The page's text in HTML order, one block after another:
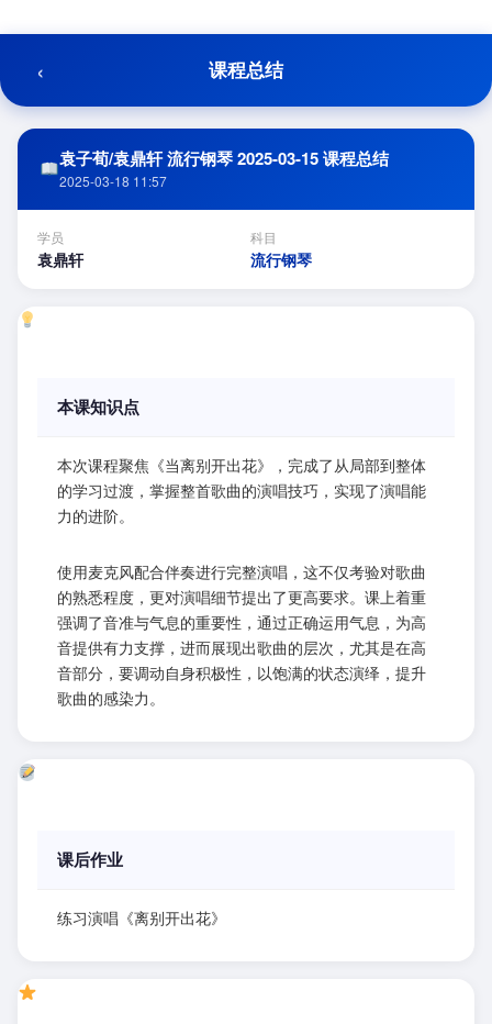
至
容
‹ 课程总结
袁子荀/袁鼎轩 流行钢琴 2025-03-15 课程总结
2025-03-18 11:57
学员
袁鼎轩
科目
流行钢琴
本课知识点
本次课程聚焦《当离别开出花》，完成了从局部到整体
的学习过渡，掌握整首歌曲的演唱技巧，实现了演唱能
力的进阶。
使用麦克风配合伴奏进行完整演唱，这不仅考验对歌曲
的熟悉程度，更对演唱细节提出了更高要求。课上着重
强调了音准与气息的重要性，通过正确运用气息，为高
音提供有力支撑，进而展现出歌曲的层次，尤其是在高
音部分，要调动自身积极性，以饱满的状态演绎，提升
歌曲的感染力。
课后作业
练习演唱《离别开出花》